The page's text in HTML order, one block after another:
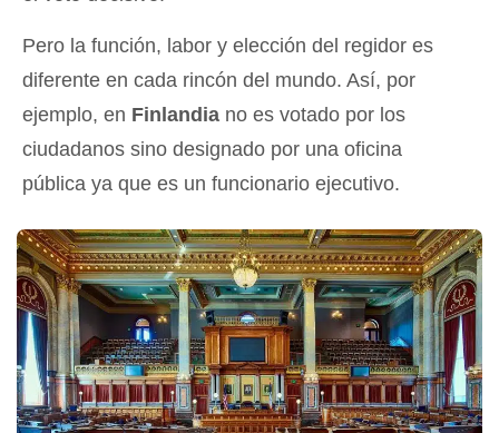
Pero la función, labor y elección del regidor es
diferente en cada rincón del mundo. Así, por
ejemplo, en Finlandia no es votado por los
ciudadanos sino designado por una oficina
pública ya que es un funcionario ejecutivo.